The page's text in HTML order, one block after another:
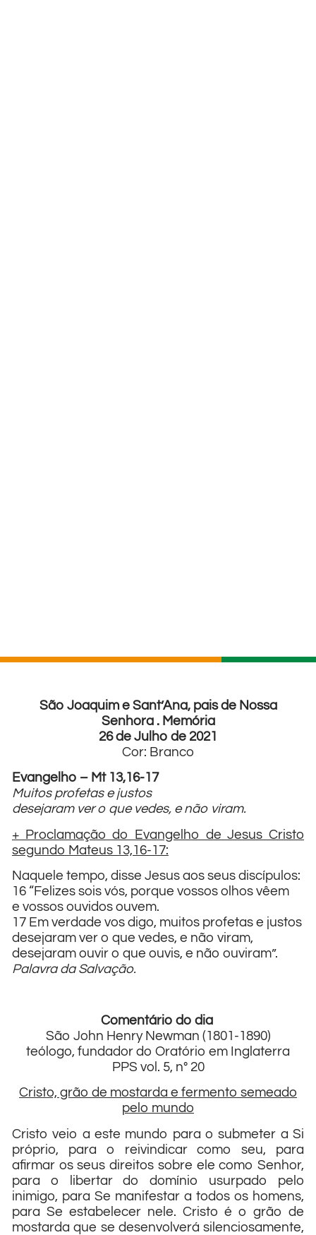
São Joaquim e Sant’Ana, pais de Nossa
Senhora . Memória
26 de Julho de 2021
Cor: Branco
Evangelho – Mt 13,16-17
Muitos profetas e justos
desejaram ver o que vedes, e não viram.
+ Proclamação do Evangelho de Jesus Cristo
segundo Mateus 13,16-17:
Naquele tempo, disse Jesus aos seus discípulos:
16 “Felizes sois vós, porque vossos olhos vêem
e vossos ouvidos ouvem.
17 Em verdade vos digo, muitos profetas e justos
desejaram ver o que vedes, e não viram,
desejaram ouvir o que ouvis, e não ouviram”.
Palavra da Salvação.
Comentário do dia
São John Henry Newman (1801-1890)
teólogo, fundador do Oratório em Inglaterra
PPS vol. 5, n° 20
Cristo, grão de mostarda e fermento semeado
pelo mundo
Cristo veio a este mundo para o submeter a Si
próprio, para o reivindicar como seu, para
afirmar os seus direitos sobre ele como Senhor,
para o libertar do domínio usurpado pelo
inimigo, para Se manifestar a todos os homens,
para Se estabelecer nele. Cristo é o grão de
mostarda que se desenvolverá silenciosamente,